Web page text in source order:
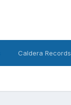
Caldera Records